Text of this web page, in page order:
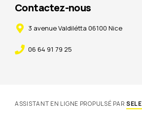
Contactez-nous
3 avenue Valdilétta 06100 Nice
06 64 91 79 25
ASSISTANT EN LIGNE PROPULSÉ PAR